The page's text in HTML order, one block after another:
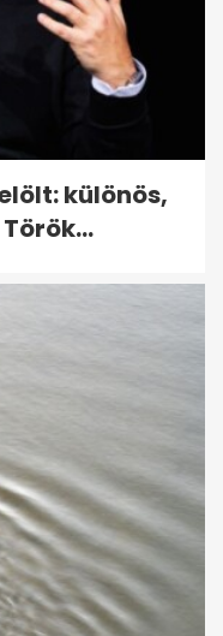
Jamesről,
A Fehér
különös,